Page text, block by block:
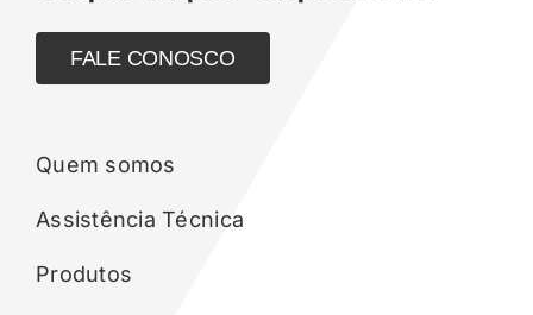
FALE CONOSCO
Quem somos
Assistência Técnica
Produtos